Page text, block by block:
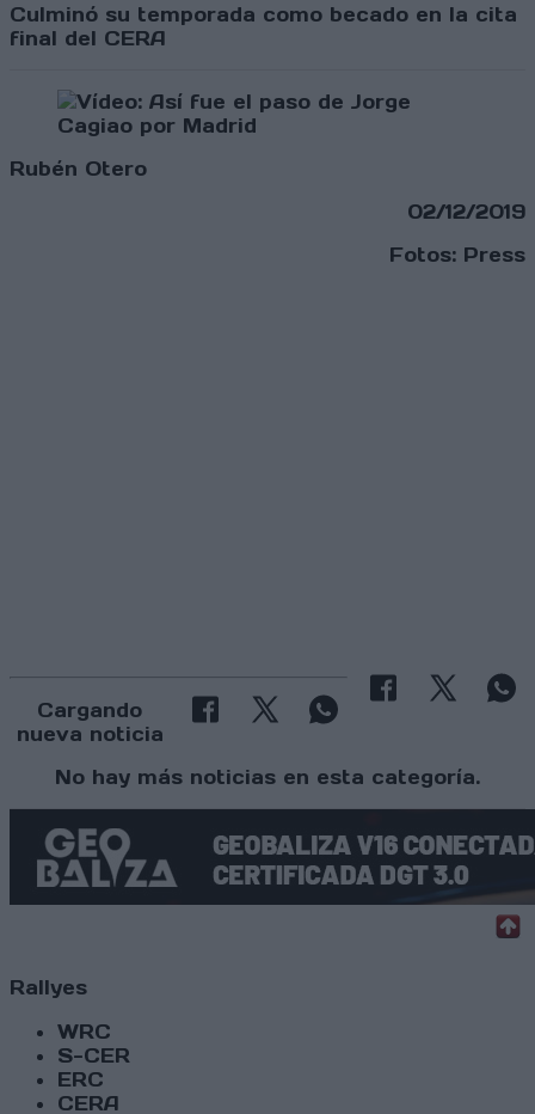
Culminó su temporada como becado en la cita
final del CERA
Rubén Otero
02/12/2019
Fotos: Press
Cargando
nueva noticia
No hay más noticias en esta categoría.
Rallyes
WRC
S-CER
ERC
CERA